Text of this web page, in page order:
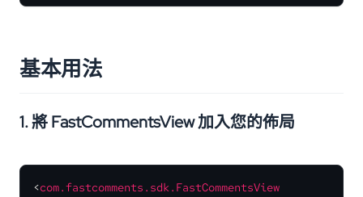
基本用法
1. 將 FastCommentsView 加入您的佈局
<com.fastcomments.sdk.FastCommentsView